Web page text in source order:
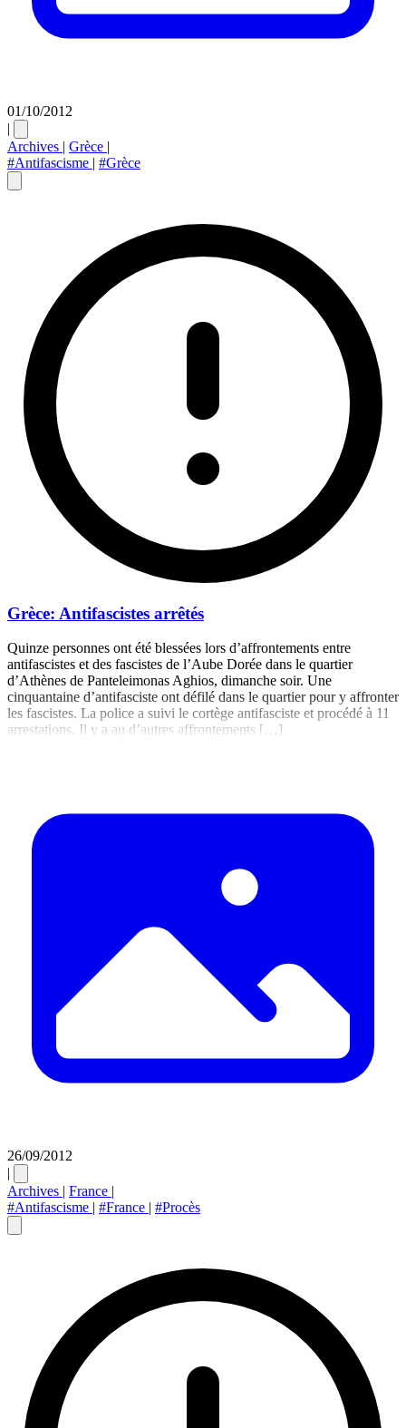
01/10/2012
|
Archives | Grèce |
#Antifascisme | #Grèce
Grèce: Antifascistes arrêtés
Quinze personnes ont été blessées lors d’affrontements entre
antifascistes et des fascistes de l’Aube Dorée dans le quartier
d’Athènes de Panteleimonas Aghios, dimanche soir. Une
cinquantaine d’antifasciste ont défilé dans le quartier pour y affronter
les fascistes. La police a suivi le cortège antifasciste et procédé à 11
arrestations. Il y a au d’autres affrontements […]
26/09/2012
|
Archives | France |
#Antifascisme | #France | #Procès